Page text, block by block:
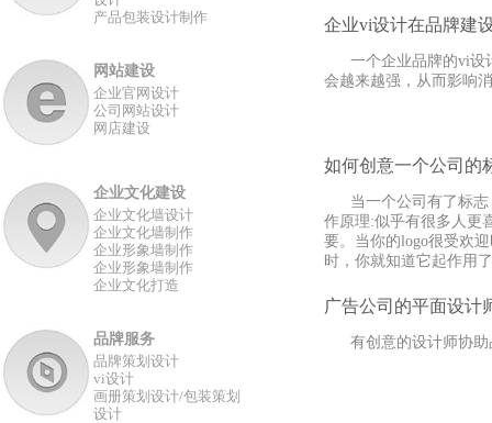
产品包装设计制作
网站建设
企业官网设计
公司网站设计
网店建设
企业文化建设
企业文化墙设计
企业文化墙制作
企业形象墙制作
企业形象墙制作
企业文化打造
品牌服务
品牌策划设计
vi设计
画册策划设计/包装策划
设计
企业vi设计在品牌建
一个企业品牌的vi设计
会越来越强，从而影响
如何创意一个公司的
当一个公司有了标志
作原理:似乎有很多人更
要。当你的logo很受欢
时，你就知道它起作用
广告公司的平面设计
有创意的设计师协助